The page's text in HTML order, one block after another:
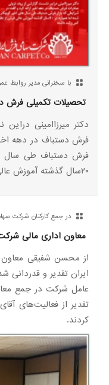
با سخنرانی مدیر روابط
تحصیلات تکمیلی فرش
دکتر میرزاامینی
فرش دستباف در دهه
فرش دستباف طی سال
۲۰سال گذشته آموزش عالی فرش از نظر کمی رشد داشته
در جمع کارکنان شرکت
معاون اداری مالی
از محسن شفیقی
ایران تقدیر و
عامل شرکت در جمع
تقدیر از فعالیت‌های
کردند.